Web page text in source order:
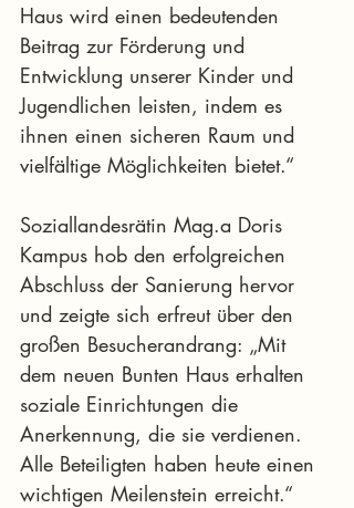
Haus wird einen bedeutenden
Beitrag zur Förderung und
Entwicklung unserer Kinder und
Jugendlichen leisten, indem es
ihnen einen sicheren Raum und
vielfältige Möglichkeiten bietet.“
Soziallandesrätin Mag.a Doris
Kampus hob den erfolgreichen
Abschluss der Sanierung hervor
und zeigte sich erfreut über den
großen Besucherandrang: „Mit
dem neuen Bunten Haus erhalten
soziale Einrichtungen die
Anerkennung, die sie verdienen.
Alle Beteiligten haben heute einen
wichtigen Meilenstein erreicht.“